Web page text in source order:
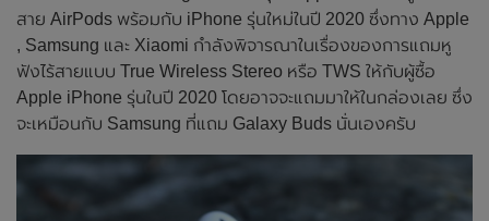
สาย AirPods พร้อมกับ iPhone รุ่นใหม่ในปี 2020 ซึ่งทาง Apple
, Samsung และ Xiaomi กำลังพิจารณาในเรื่องของการแถมหู
ฟังไร้สายแบบ True Wireless Stereo หรือ TWS ให้กับผู้ซื้อ
Apple iPhone รุ่นในปี 2020 โดยอาจจะแถมมาให้ในกล่องเลย ซึ่ง
จะเหมือนกับ Samsung ที่แถม Galaxy Buds นั่นเองครับ